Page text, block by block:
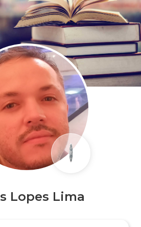
Lopes Lima